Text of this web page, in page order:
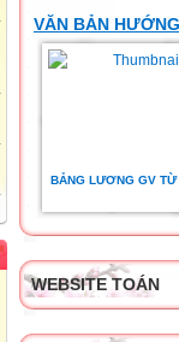
VĂN BẢN
BẢNG LƯƠNG GV
WEBSITE TOÁN